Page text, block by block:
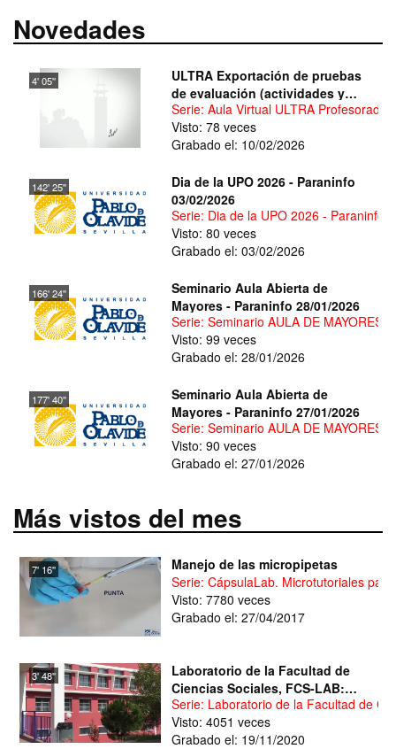
Novedades
4' 05''
ULTRA Exportación de pruebas
de evaluación (actividades y
exámenes)
Serie: Aula Virtual ULTRA Profesorado
Visto: 78 veces
Grabado el: 10/02/2026
142' 25''
Dia de la UPO 2026 - Paraninfo
03/02/2026
Serie: Dia de la UPO 2026 - Paraninfo
Visto: 80 veces
Grabado el: 03/02/2026
166' 24''
Seminario Aula Abierta de
Mayores - Paraninfo 28/01/2026
Serie: Seminario AULA DE MAYORES
Visto: 99 veces
Grabado el: 28/01/2026
177' 40''
Seminario Aula Abierta de
Mayores - Paraninfo 27/01/2026
Serie: Seminario AULA DE MAYORES
Visto: 90 veces
Grabado el: 27/01/2026
Más vistos del mes
7' 16''
Manejo de las micropipetas
Serie: CápsulaLab. Microtutoriales
Visto: 7780 veces
Grabado el: 27/04/2017
3' 48''
Laboratorio de la Facultad de
Ciencias Sociales, FCS-LAB:
Salas y Usos
Serie: Laboratorio de la Facultad de
Visto: 4051 veces
Grabado el: 19/11/2020